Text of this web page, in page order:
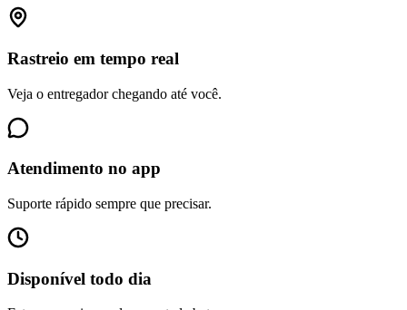
Rastreio em tempo real
Veja o entregador chegando até você.
Atendimento no app
Suporte rápido sempre que precisar.
Disponível todo dia